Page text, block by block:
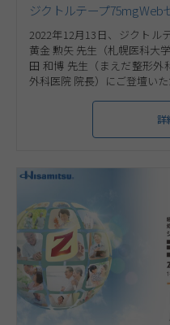
ジクトルテープ75mg
2022年12月13日、ジクトル
黄金 勲矢 先生（札幌医科大
田 和博 先生（まえだ整形外
外科医院 院長）にご登壇いた
詳